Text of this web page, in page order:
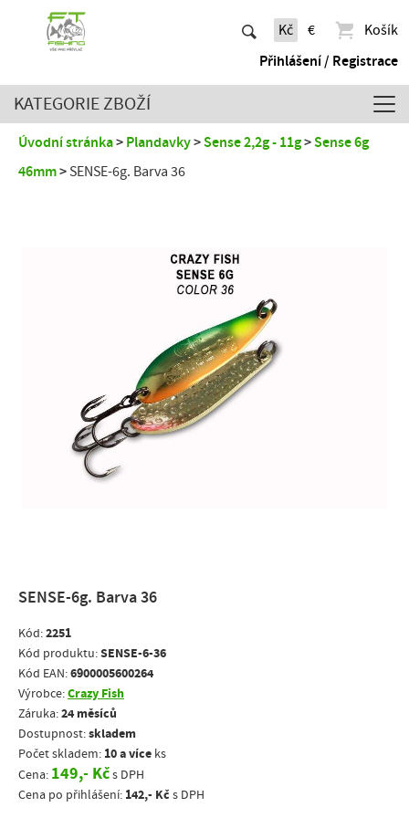
Kč €
Košík
Přihlášení / Registrace
KATEGORIE ZBOŽÍ
Úvodní stránka Plandavky Sense 2,2g - 11g
Sense 6g
46mm
SENSE-6g. Barva 36
SENSE-6g. Barva 36
Kód:2251
Kód produktu:SENSE-6-36
Kód EAN:6900005600264
Výrobce:Crazy Fish
Záruka:24 měsíců
Dostupnost:skladem
Počet skladem: 10 a více ks
Cena: 149,- Kčs DPH
Cena po přihlášení: 142,- Kč s DPH